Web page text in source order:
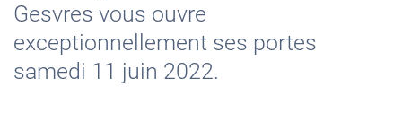
Gesvres vous ouvre
exceptionnellement ses portes
samedi 11 juin 2022.